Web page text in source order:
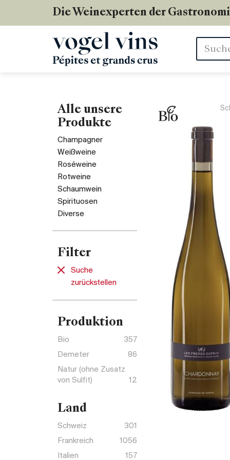
Die Weinexperten der
Alle unsere
Produkte
Champagner
Weißweine
Roséweine
Rotweine
Schaumwein
Spirituosen
Diverse
Filter
Suche
zurückstellen
Produktion
Bio
357
Demeter
86
Natur (ohne Zusatz
von Sulfit)
12
Land
Schweiz
301
Frankreich
1056
Italien
157